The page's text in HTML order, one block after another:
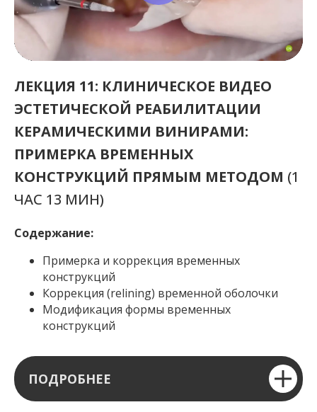
ЛЕКЦИЯ 11: КЛИНИЧЕСКОЕ ВИДЕО
ЭСТЕТИЧЕСКОЙ РЕАБИЛИТАЦИИ
КЕРАМИЧЕСКИМИ ВИНИРАМИ:
ПРИМЕРКА ВРЕМЕННЫХ
КОНСТРУКЦИЙ ПРЯМЫМ МЕТОДОМ (1
ЧАС 13 МИН)
Содержание:
Примерка и коррекция временных
конструкций
Коррекция (relining) временной оболочки
Модификация формы временных
конструкций
ПОДРОБНЕЕ